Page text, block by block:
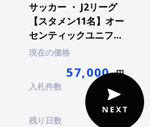
サッカー ・ J2リーグ
【スタメン11名】オー
センティックユニフォ
ーム1st（直筆サイン
現在の価格
57,000 円
入札件数
12 件
残り日数